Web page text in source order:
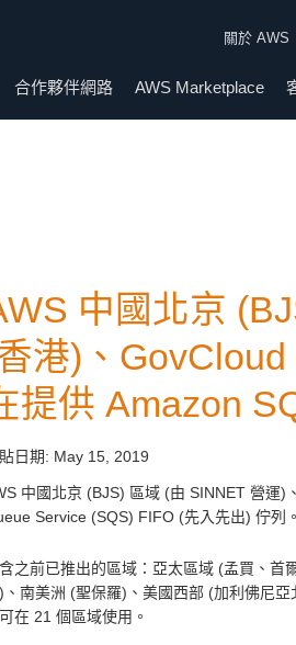
關於 AWS
合作夥伴網路 AWS Marketplace
中國北京
港)、
提供 Amazon
日期: May 15, 2019
中國北京 (BJS) 區域 (由 SINNET 營運
Service (SQS) FIFO (先入先出) 佇列。
之前已推出的區域：亞太區域 (孟買、首
、南美洲 (聖保羅)、美國西部 (加利佛尼
在 21 個區域使用。